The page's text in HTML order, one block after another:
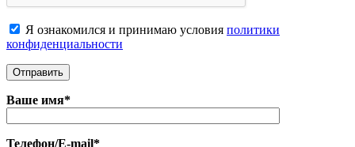
Я ознакомился и принимаю условия политики
конфиденциальноcти
Ваше имя*
Телефон/E-mail*